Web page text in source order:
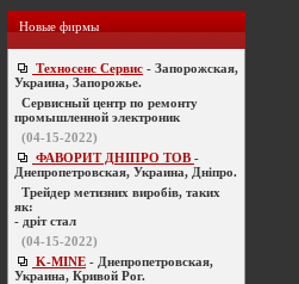
Новые фирмы
Техносенс Сервис - Запорожская,
Украина, Запорожье.
Cервисный центр по ремонту
промышленной электроник
(04-15-2022)
ФАВОРИТ ДНІПРО ТОВ -
Днепропетровская, Украина, Дніпро.
Трейдер метизних виробів, таких
як:
- дріт стал
(04-15-2022)
K-MINE - Днепропетровская,
Украина, Кривой Рог.